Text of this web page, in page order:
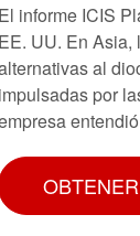
El informe ICIS
EE. UU. En
al
impulsadas por